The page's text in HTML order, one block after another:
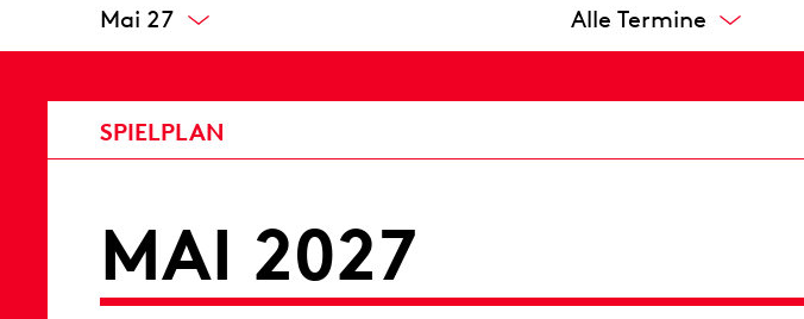
Apr 27 Alle Termine
Libretto von Felice Romani
MAI 2027